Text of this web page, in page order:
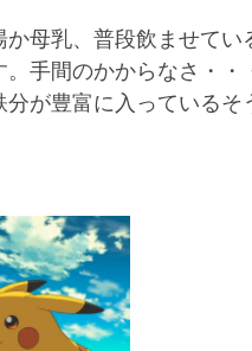
母乳、普段飲ませてい
手間のかからなさ・・
が豊富に入っているそ